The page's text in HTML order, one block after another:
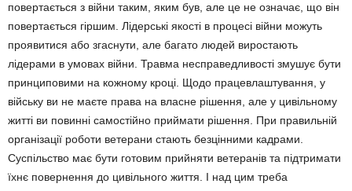
повертається з війни таким, яким був, але це не означає, що він
повертається гіршим. Лідерські якості в процесі війни можуть
проявитися або згаснути, але багато людей виростають
лідерами в умовах війни. Травма несправедливості змушує бути
принциповими на кожному кроці. Щодо працевлаштування, у
війську ви не маєте права на власне рішення, але у цивільному
житті ви повинні самостійно приймати рішення. При правильній
організації роботи ветерани стають безцінними кадрами.
Суспільство має бути готовим прийняти ветеранів та підтримати
їхнє повернення до цивільного життя. І над цим треба